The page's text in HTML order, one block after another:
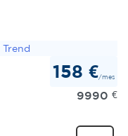
158 €/mes
9990 €